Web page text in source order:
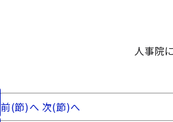
人事院
前(節)へ 次(節)へ